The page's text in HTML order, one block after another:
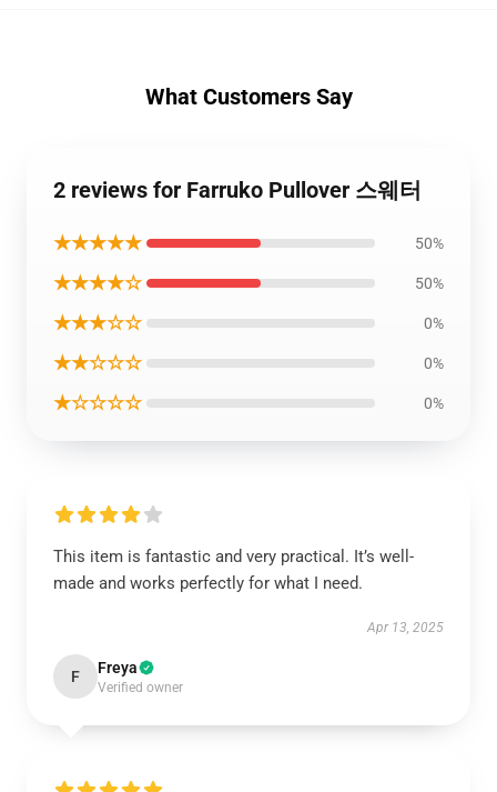
What Customers Say
2 reviews for Farruko Pullover 스웨터
★★★★★ 50%
★★★★☆ 50%
★★★☆☆ 0%
★★☆☆☆ 0%
★☆☆☆☆ 0%
This item is fantastic and very practical. It’s well-
made and works perfectly for what I need.
Apr 13, 2025
F Freya
Verified owner